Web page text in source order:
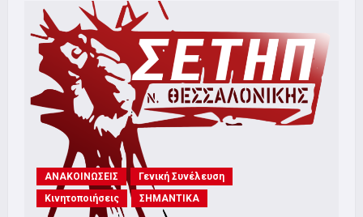
ΣΤΗ
ΓΕΝΙΚΗ
ΣΥΝΕΛΕΥΣΗ
ΣΕΤΗΠ
ΠΑΡΑΣΚΕΥΗ
26/9!
ΟΡΓΑΝΩΝΟΥΜΕ
ΤΗ
ΜΑΧΗ
ΤΗΣ
ΑΠΕΡΓΙΑΣ!
ΑΝΑΚΟΙΝΩΣΕΙΣ
Γενική Συνέλευση
Κινητοποιήσεις
ΣΗΜΑΝΤΙΚΑ